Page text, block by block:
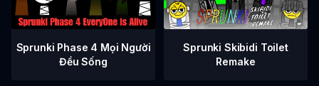
Sprunki Phase 4 Mọi Người
Đều Sống
Sprunki Skibidi Toilet
Remake